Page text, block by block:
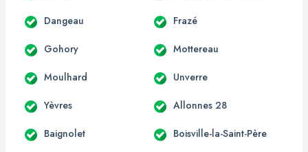
Dangeau Frazé
Gohory Mottereau
Moulhard Unverre
Yèvres Allonnes 28
Baignolet Boisville-la-Saint-Père